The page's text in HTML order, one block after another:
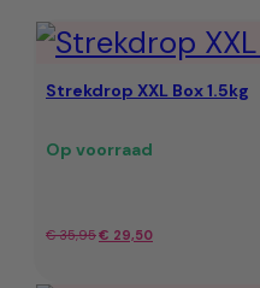
Strekdrop XXL Box 1.5kg
Op voorraad
€35,95Oorspronkelijke
€ 29,50Huidige